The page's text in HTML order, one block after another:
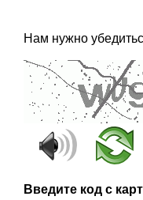
Нам нужно
Введите код с